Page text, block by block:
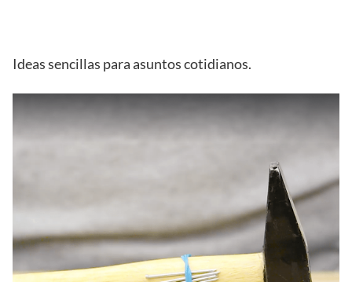
Ideas sencillas para asuntos cotidianos.